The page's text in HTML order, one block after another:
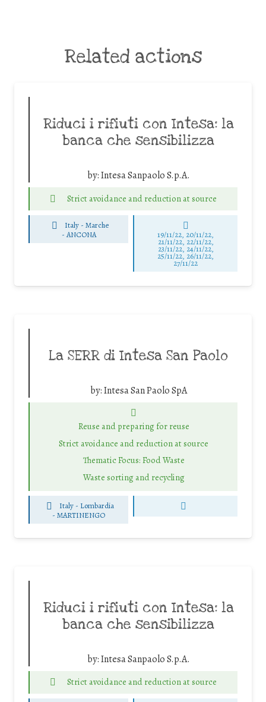
Related actions
Riduci i rifiuti con Intesa: la
banca che sensibilizza
by:Intesa Sanpaolo S.p.A.
Strict avoidance and reduction at source
Italy - Marche
- ANCONA 19/11/22, 20/11/22,
21/11/22, 22/11/22,
23/11/22, 24/11/22,
25/11/22, 26/11/22,
27/11/22
La SERR di Intesa San Paolo
by:Intesa San Paolo SpA
Reuse and preparing for reuse
Strict avoidance and reduction at source
Thematic Focus: Food Waste
Waste sorting and recycling
Italy - Lombardia
-MARTINENGO
Riduci i rifiuti con Intesa: la
banca che sensibilizza
by:Intesa Sanpaolo S.p.A.
Strict avoidance and reduction at source